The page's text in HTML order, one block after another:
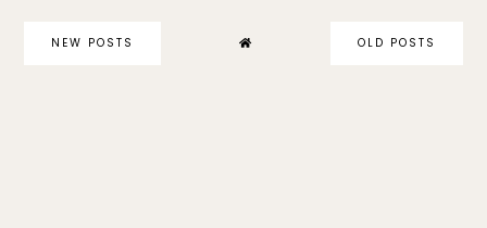
NEW POSTS OLD POSTS